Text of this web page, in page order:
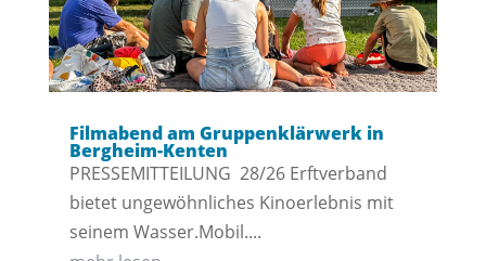
Filmabend am Gruppenklärwerk in
Bergheim-Kenten
PRESSEMITTEILUNG 28/26 Erftverband
bietet ungewöhnliches Kinoerlebnis mit
seinem Wasser.Mobil....